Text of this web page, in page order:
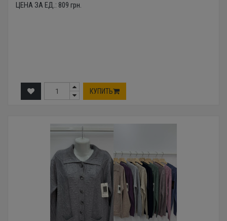
ЦЕНА ЗА ЕД.: 809 грн.
КУПИТЬ